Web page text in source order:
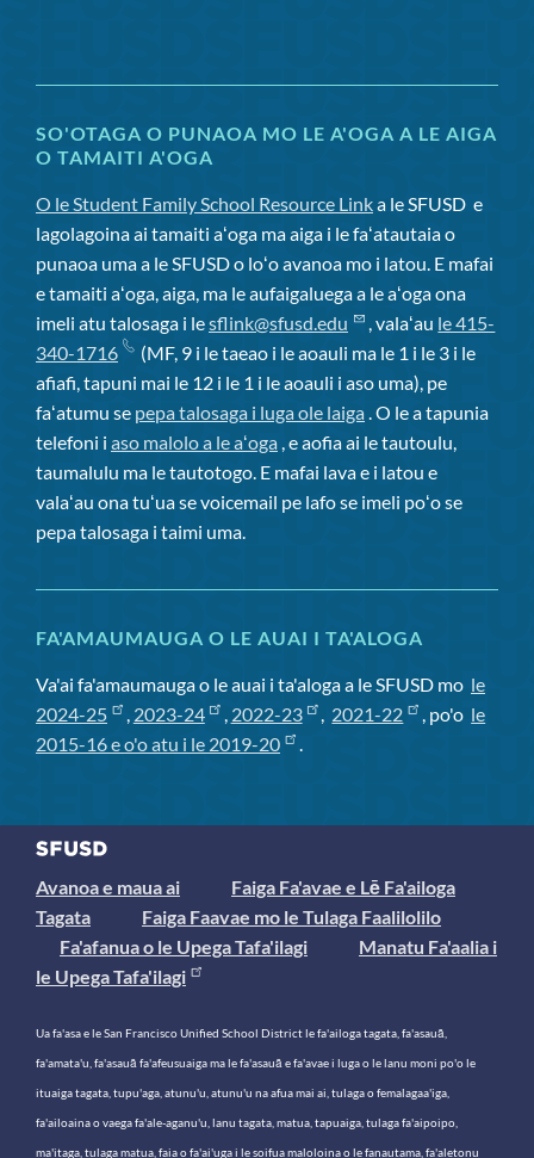
SO'OTAGA O PUNAOA MO LE A'OGA A LE AIGA
O TAMAITI A'OGA
O le Student Family School Resource Linka le SFUSD e
lagolagoina ai tamaiti aʻoga ma aiga i le faʻatautaia o
punaoa uma a le SFUSD o loʻo avanoa mo i latou. E mafai
e tamaiti aʻoga, aiga, ma le aufaigaluega a le aʻoga ona
imeli atu talosaga i lesflink@sfusd.edu , valaʻau le 415-
340-1716
(MF, 9 i le taeao i le aoauli ma le 1 i le 3 i le
afiafi, tapuni mai le 12 i le 1 i le aoauli i aso uma), pe
faʻatumu se pepa talosaga i luga ole laiga. O le a tapunia
telefoni i aso malolo a le aʻoga , e aofia ai le tautoulu,
taumalulu ma le tautotogo. E mafai lava e i latou e
valaʻau ona tuʻua se voicemail pe lafo se imeli poʻo se
pepa talosaga i taimi uma.
FA'AMAUMAUGA O LE AUAI I TA'ALOGA
Va'ai fa'amaumauga o le auai i ta'aloga a le SFUSD mo le
2024-25
, 2023-24 , 2022-23 , 2021-22 , po'o le
2015-16 e o'o atu i le 2019-20
.
Avanoa e maua ai
Faiga Fa'avae e Lē Fa'ailoga
Tagata
Faiga Faavae mo le Tulaga Faalilolilo
Fa'afanua o le Upega Tafa'ilagi
Manatu Fa'aalia i
le Upega Tafa'ilagi
Ua fa'asa e le San Francisco Unified School District le fa'ailoga tagata, fa'asauā,
fa'amata'u, fa'asauā fa'afeusuaiga ma le fa'asauā e fa'avae i luga o le lanu moni po'o le
ituaiga tagata, tupu'aga, atunu'u, atunu'u na afua mai ai, tulaga o femalagaa'iga,
fa'ailoaina o vaega fa'ale-aganu'u, lanu tagata, matua, tapuaiga, tulaga fa'aipoipo,
ma'itaga, tulaga matua, faia o fa'ai'uga i le soifua maloloina o le fanautama, fa'aletonu